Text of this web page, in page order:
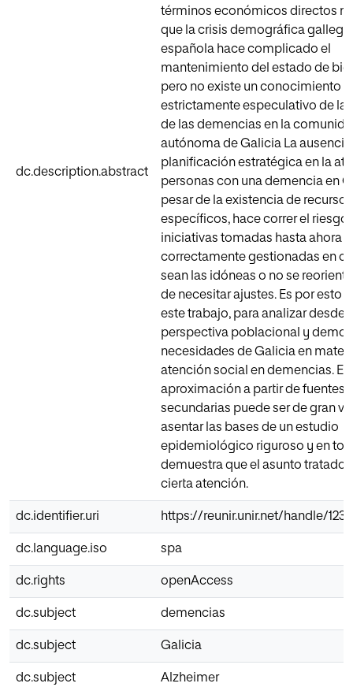
dc.description.abstract
términos económicos directos
que la crisis demográfica gallega
española hace complicado el
mantenimiento del estado de
pero no existe un conocimiento
estrictamente especulativo de la
de las demencias en la
autónoma de Galicia La ausencia
planificación estratégica en la
personas con una demencia en
pesar de la existencia de recursos
específicos, hace correr el riesgo
iniciativas tomadas hasta ahora
correctamente gestionadas en
sean las idóneas o no se
de necesitar ajustes. Es por esto
este trabajo, para analizar desde
perspectiva poblacional y
necesidades de Galicia en
atención social en demencias.
aproximación a partir de fuentes
secundarias puede ser de gran
asentar las bases de un estudio
epidemiológico riguroso y en
demuestra que el asunto tratado
cierta atención.
dc.identifier.uri https://reunir.unir.net/handle/
dc.language.iso spa
dc.rights openAccess
dc.subject demencias
dc.subject Galicia
dc.subject Alzheimer